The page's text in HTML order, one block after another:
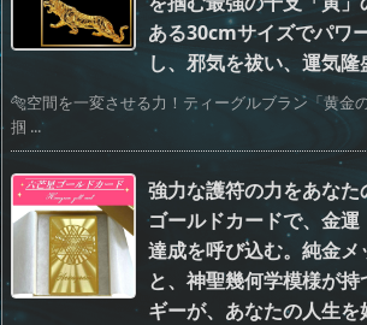
ある30cmサイズでパワ
し、邪気を祓い、運気隆
🐅空間を一変させる力！ティーグルブラン「黄金
掴 ...
強力な護符の力をあな
ゴールドカードで、金
達成を呼び込む。純金メ
と、神聖幾何学模様が
ギーが、あなたの人生を